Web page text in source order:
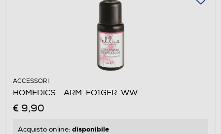
ACCESSORI
HOMEDICS - ARM-EO1GER-WW
€ 9,90
Acquisto online: disponibile